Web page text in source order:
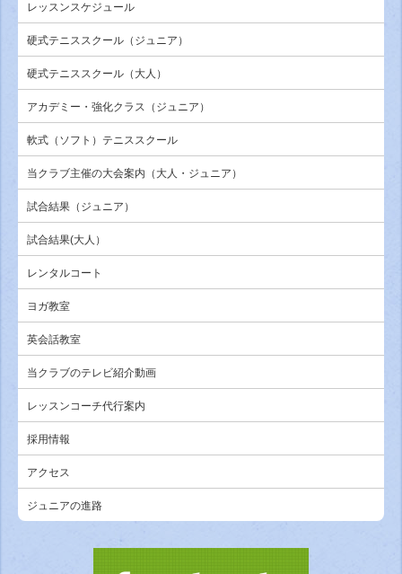
レッスンスケジュール
硬式テニススクール（ジュニア）
硬式テニススクール（大人）
アカデミー・強化クラス（ジュニア）
軟式（ソフト）テニススクール
当クラブ主催の大会案内（大人・ジュニア）
試合結果（ジュニア）
試合結果(大人）
レンタルコート
ヨガ教室
英会話教室
当クラブのテレビ紹介動画
レッスンコーチ代行案内
採用情報
アクセス
ジュニアの進路